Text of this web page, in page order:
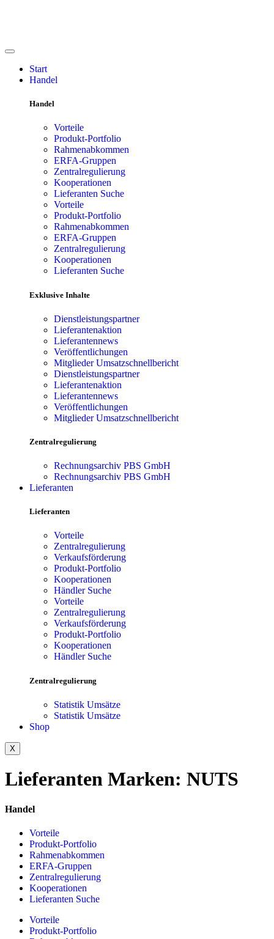
Start
Handel
Handel
Vorteile
Produkt-Portfolio
Rahmenabkommen
ERFA-Gruppen
Zentralregulierung
Kooperationen
Lieferanten Suche
Vorteile
Produkt-Portfolio
Rahmenabkommen
ERFA-Gruppen
Zentralregulierung
Kooperationen
Lieferanten Suche
Exklusive Inhalte
Dienstleistungspartner
Lieferantenaktion
Lieferantennews
Veröffentlichungen
Mitglieder Umsatzschnellbericht
Dienstleistungspartner
Lieferantenaktion
Lieferantennews
Veröffentlichungen
Mitglieder Umsatzschnellbericht
Zentralregulierung
Rechnungsarchiv PBS GmbH
Rechnungsarchiv PBS GmbH
Lieferanten
Lieferanten
Vorteile
Zentralregulierung
Verkaufsförderung
Produkt-Portfolio
Kooperationen
Händler Suche
Vorteile
Zentralregulierung
Verkaufsförderung
Produkt-Portfolio
Kooperationen
Händler Suche
Zentralregulierung
Statistik Umsätze
Statistik Umsätze
Shop
X
Lieferanten Marken: NUTS
Handel
Vorteile
Produkt-Portfolio
Rahmenabkommen
ERFA-Gruppen
Zentralregulierung
Kooperationen
Lieferanten Suche
Vorteile
Produkt-Portfolio